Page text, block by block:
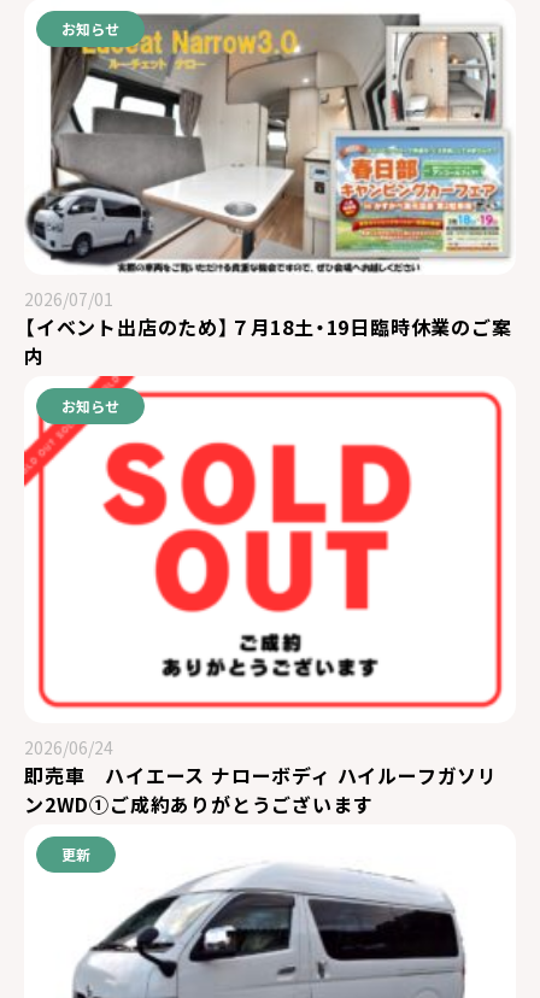
お知らせ
2026/07/01
【イベント出店のため】７月18土・19日臨時休業のご案
内
お知らせ
2026/06/24
即売車 ハイエース ナローボディ ハイルーフガソリ
ン2WD①ご成約ありがとうございます
更新